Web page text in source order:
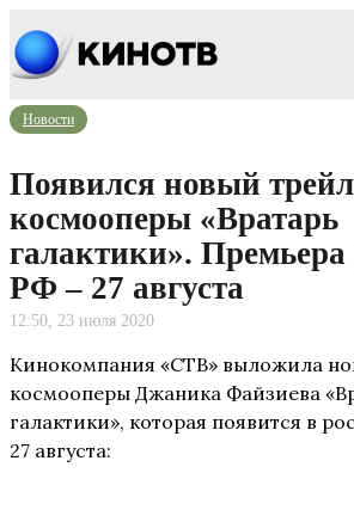
Новости
Появился новый
космооперы «Вратарь
галактики».
РФ – 27 августа
12:50, 23 июля 2020
Кинокомпания «СТВ» выложила
космооперы Джаника Файзиева
галактики», которая появится в
27 августа: